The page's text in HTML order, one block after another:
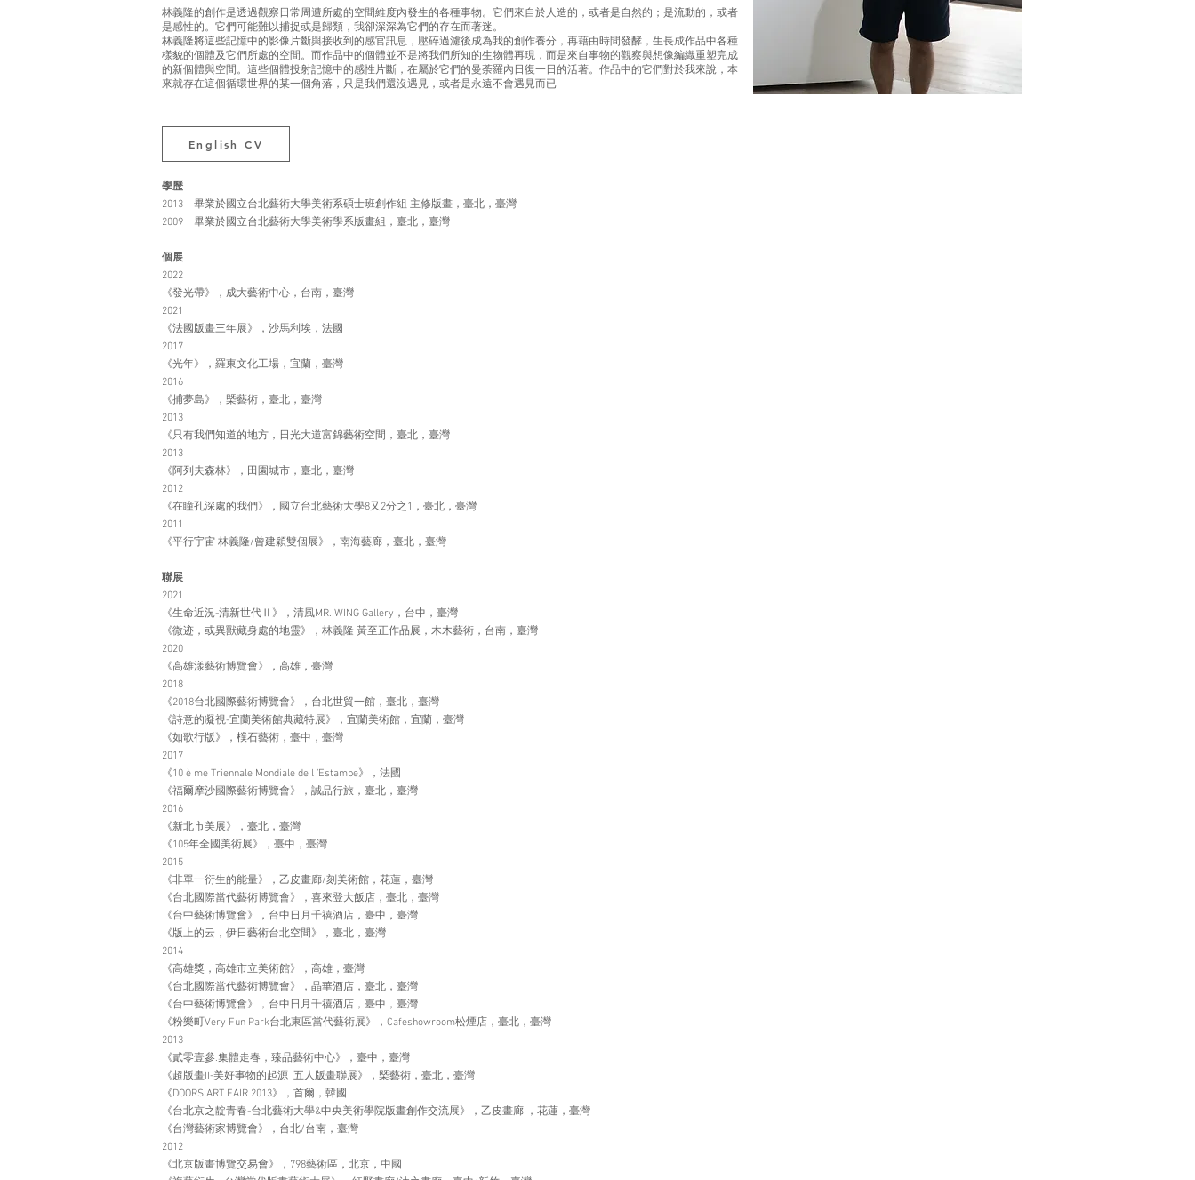
林義隆的創作是透過觀察日常周遭所處的空間維度內發生的各種事物。它們來自於人造的，或者是自然的；是流動的，或者
是感性的。它們可能難以捕捉或是歸類，我卻深深為它們的存在而著迷。
林義隆將這些記憶中的影像片斷與接收到的感官訊息，壓碎過濾後成為我的創作養分，再藉由時間發酵，生長成作品中各種
樣貌的個體及它們所處的空間。而作品中的個體並不是將我們所知的生物體再現，而是來自事物的觀察與想像編織重塑完成
的新個體與空間。這些個體投射記憶中的感性片斷，在屬於它們的曼荼羅內日復一日的活著。作品中的它們對於我來說，本
來就存在這個循環世界的某一個角落，只是我們還沒遇見，或者是永遠不會遇見而已
English CV
學歷
2013 畢業於國立台北藝術大學美術系碩士班創作組 主修版畫，臺北，臺灣
2009 畢業於國立台北藝術大學美術學系版畫組，臺北，臺灣
個展
2022
《發光帶》，成大藝術中心，台南，臺灣
2021
《法國版畫三年展》，沙馬利埃，法國
2017
《光年》，羅東文化工場，宜蘭，臺灣
2016
《捕夢島》，槩藝術，臺北，臺灣
2013
《只有我們知道的地方，日光大道富錦藝術空間，臺北，臺灣
2013
《阿列夫森林》，田園城市，臺北，臺灣
2012
《在瞳孔深處的我們》，國立台北藝術大學8又2分之1，臺北，臺灣
2011
《平行宇宙 林義隆/曾建穎雙個展》，南海藝廊，臺北，臺灣
聯展
2021
《生命近況-清新世代Ⅱ》，清風MR. WING Gallery，台中，臺灣
《微迹，或異獸藏身處的地靈》，林義隆 黃至正作品展，木木藝術，台南，臺灣
2020
《高雄漾藝術博覽會》，高雄，臺灣
2018
《2018台北國際藝術博覽會》，台北世貿一館，臺北，臺灣
《詩意的凝視-宜蘭美術館典藏特展》，宜蘭美術館，宜蘭，臺灣
《如歌行版》，樸石藝術，臺中，臺灣
2017
《10 è me Triennale Mondiale de l ’Estampe》，法國
《福爾摩沙國際藝術博覽會》，誠品行旅，臺北，臺灣
2016
《新北市美展》，臺北，臺灣
《105年全國美術展》，臺中，臺灣
2015
《非單一衍生的能量》，乙皮畫廊/刻美術館，花蓮，臺灣
《台北國際當代藝術博覽會》，喜來登大飯店，臺北，臺灣
《台中藝術博覽會》，台中日月千禧酒店，臺中，臺灣
《版上的云，伊日藝術台北空間》，臺北，臺灣
2014
《高雄獎，高雄市立美術館》，高雄，臺灣
《台北國際當代藝術博覽會》，晶華酒店，臺北，臺灣
《台中藝術博覽會》，台中日月千禧酒店，臺中，臺灣
《粉樂町Very Fun Park台北東區當代藝術展》，Cafeshowroom松煙店，臺北，臺灣
2013
《貳零壹參.集體走春，臻品藝術中心》，臺中，臺灣
《超版畫II-美好事物的起源 五人版畫聯展》，槩藝術，臺北，臺灣
《DOORS ART FAIR 2013》，首爾，韓國
《台北京之靛青春-台北藝術大學&中央美術學院版畫創作交流展》，乙皮畫廊 ，花蓮，臺灣
《台灣藝術家博覽會》，台北/台南，臺灣
2012
《北京版畫博覽交易會》，798藝術區，北京，中國